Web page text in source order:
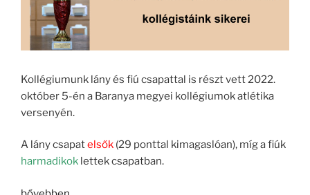
Kollégiumunk lány és fiú csapattal is részt vett 2022.
október 5-én a Baranya megyei kollégiumok atlétika
versenyén.
A lány csapatelsők (29 ponttal kimagaslóan), míg a fiúk
harmadikok lettek csapatban.